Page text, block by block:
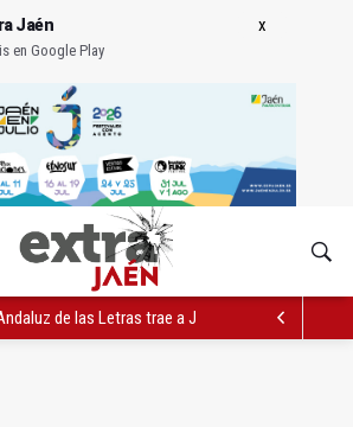
Jaén
en Google Play
de las Letras trae a Jaén al filósofo Omar